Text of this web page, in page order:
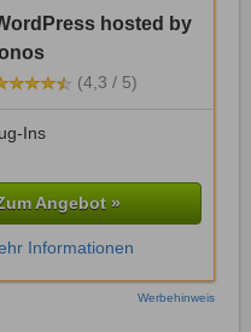
hosted by
(4,3 / 5)
Ins
Angebot »
Informationen
Werbehinweis